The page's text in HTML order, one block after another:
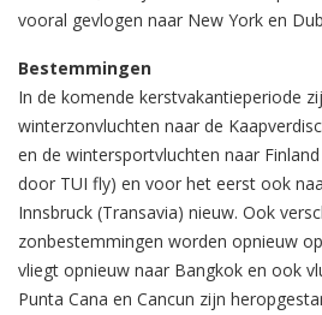
vooral gevlogen naar New York en
Bestemmingen
In de komende kerstvakantieperiode
winterzonvluchten naar de
en de wintersportvluchten naar
door TUI fly) en voor het eerst ook
Innsbruck (Transavia) nieuw. Ook
zonbestemmingen worden opnieuw
vliegt opnieuw naar Bangkok en ook
Punta Cana en Cancun zijn